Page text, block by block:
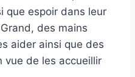
que espoir dans leur
des mains
aider ainsi que des
de les accueillir